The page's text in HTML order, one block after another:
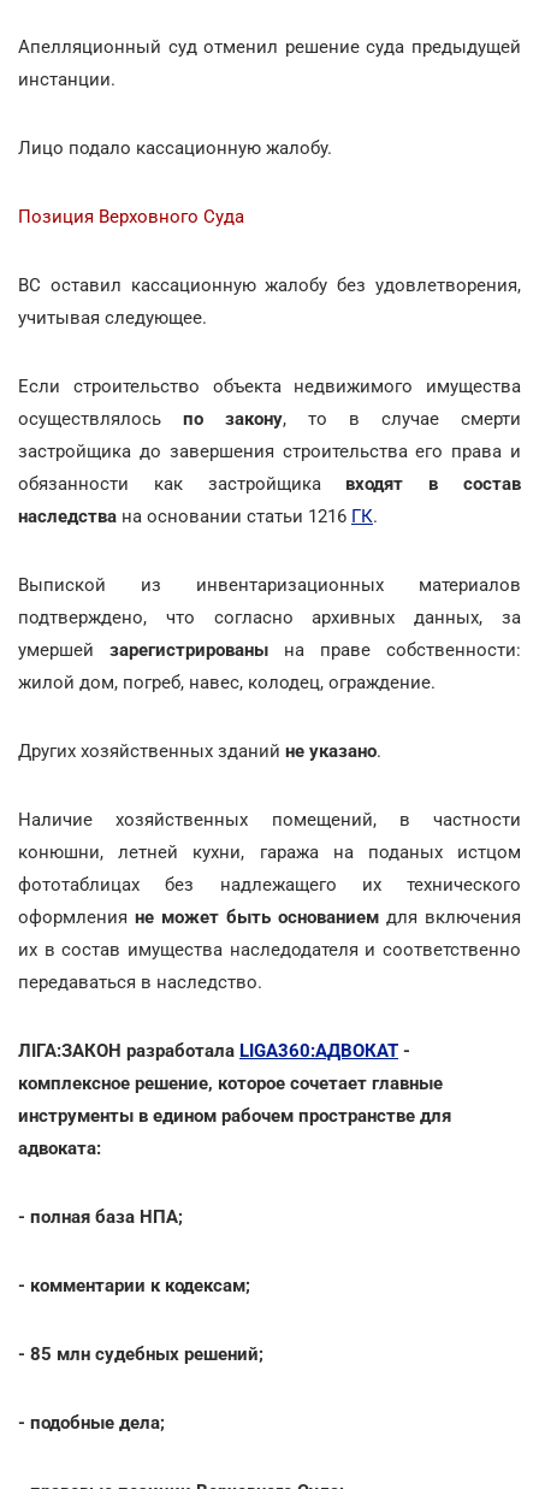
Апелляционный суд отменил решение суда предыдущей
инстанции.
Лицо подало кассационную жалобу.
Позиция Верховного Суда
ВС оставил кассационную жалобу без удовлетворения,
учитывая следующее.
Если строительство объекта недвижимого имущества
осуществлялось по закону, то в случае смерти
застройщика до завершения строительства его права и
обязанности как застройщика входят в состав
наследства на основании статьи 1216 ГК.
Выпиской из инвентаризационных материалов
подтверждено, что согласно архивных данных, за
умершей зарегистрированы на праве собственности:
жилой дом, погреб, навес, колодец, ограждение.
Других хозяйственных зданий не указано.
Наличие хозяйственных помещений, в частности
конюшни, летней кухни, гаража на поданых истцом
фототаблицах без надлежащего их технического
оформления не может быть основанием для включения
их в состав имущества наследодателя и соответственно
передаваться в наследство.
ЛІГА:ЗАКОН разработала LIGA360:АДВОКАТ -
комплексное решение, которое сочетает главные
инструменты в едином рабочем пространстве для
адвоката:
- полная база НПА;
- комментарии к кодексам;
- 85 млн судебных решений;
- подобные дела;